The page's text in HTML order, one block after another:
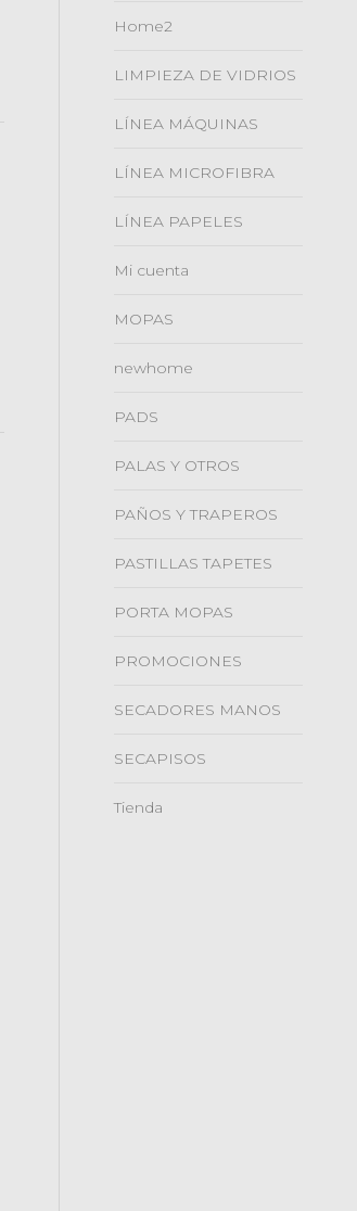
Home2
LIMPIEZA DE VIDRIOS
LÍNEA MÁQUINAS
LÍNEA MICROFIBRA
LÍNEA PAPELES
Mi cuenta
MOPAS
newhome
PADS
PALAS Y OTROS
PAÑOS Y TRAPEROS
PASTILLAS TAPETES
PORTA MOPAS
PROMOCIONES
SECADORES MANOS
SECAPISOS
Tienda